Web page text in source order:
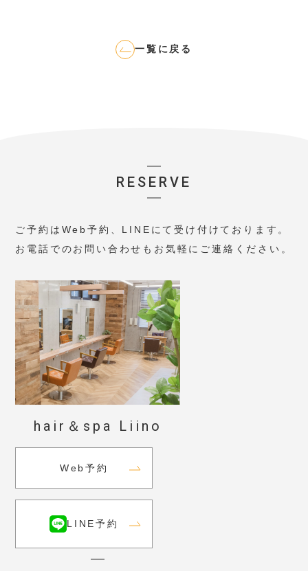
一覧に戻る
RESERVE
ご予約はWeb予約、LINEにて受け付けております。
お電話でのお問い合わせもお気軽にご連絡ください。
hair＆spa Liino
Web予約
LINE予約